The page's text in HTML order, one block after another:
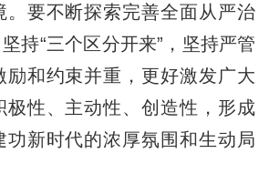
。要不断探索完善全面从严治
持“三个区分开来”，坚持严管
励和约束并重，更好激发广大
极性、主动性、创造性，形成
功新时代的浓厚氛围和生动局